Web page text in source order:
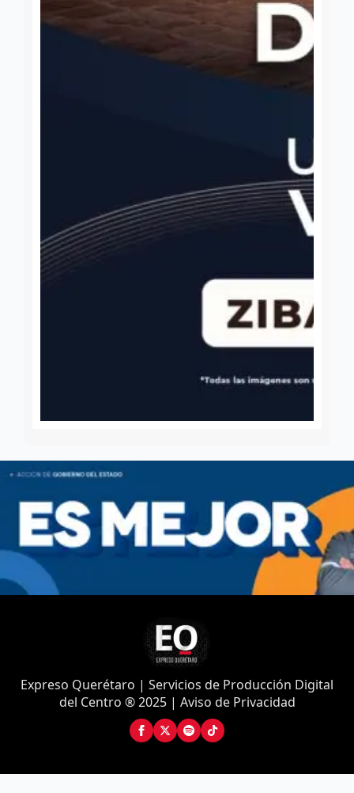
Expreso Querétaro | Servicios de Producción Digital
del Centro ® 2025 | Aviso de Privacidad